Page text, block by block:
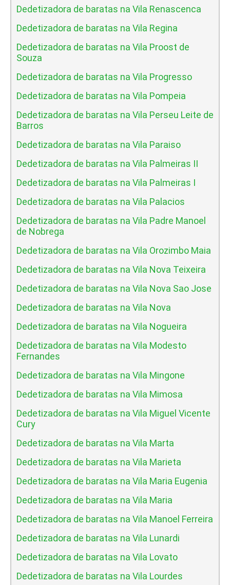
Dedetizadora de baratas na Vila Renascenca
Dedetizadora de baratas na Vila Regina
Dedetizadora de baratas na Vila Proost de
Souza
Dedetizadora de baratas na Vila Progresso
Dedetizadora de baratas na Vila Pompeia
Dedetizadora de baratas na Vila Perseu Leite de
Barros
Dedetizadora de baratas na Vila Paraiso
Dedetizadora de baratas na Vila Palmeiras II
Dedetizadora de baratas na Vila Palmeiras I
Dedetizadora de baratas na Vila Palacios
Dedetizadora de baratas na Vila Padre Manoel
de Nobrega
Dedetizadora de baratas na Vila Orozimbo Maia
Dedetizadora de baratas na Vila Nova Teixeira
Dedetizadora de baratas na Vila Nova Sao Jose
Dedetizadora de baratas na Vila Nova
Dedetizadora de baratas na Vila Nogueira
Dedetizadora de baratas na Vila Modesto
Fernandes
Dedetizadora de baratas na Vila Mingone
Dedetizadora de baratas na Vila Mimosa
Dedetizadora de baratas na Vila Miguel Vicente
Cury
Dedetizadora de baratas na Vila Marta
Dedetizadora de baratas na Vila Marieta
Dedetizadora de baratas na Vila Maria Eugenia
Dedetizadora de baratas na Vila Maria
Dedetizadora de baratas na Vila Manoel Ferreira
Dedetizadora de baratas na Vila Lunardi
Dedetizadora de baratas na Vila Lovato
Dedetizadora de baratas na Vila Lourdes